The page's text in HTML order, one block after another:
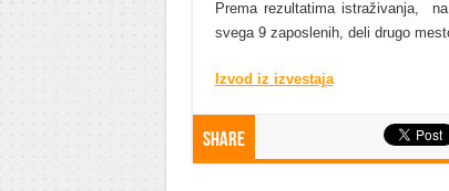
Prema rezultatima istraživanja,
svega 9 zaposlenih, deli drugo
Izvod iz izvestaja
Share